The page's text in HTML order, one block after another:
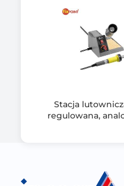
Stacja
regulowana,